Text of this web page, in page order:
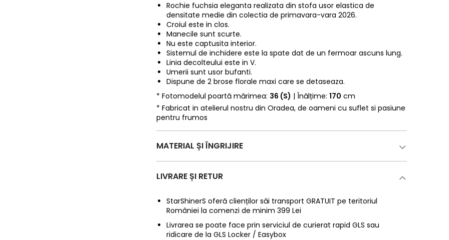
Rochie fuchsia eleganta realizata din stofa usor elastica de
densitate medie din colectia de primavara-vara 2026.
Croiul este in clos.
Manecile sunt scurte.
Nu este captusita interior.
Sistemul de inchidere este la spate dat de un fermoar ascuns lung.
Linia decolteului este in V.
Umerii sunt usor bufanti.
Dispune de 2 brose florale maxi care se detaseaza.
* Fotomodelul poartă mărimea: 36 (S) | Înălțime:170 cm
* Fabricat in atelierul nostru din Oradea, de oameni cu suflet si pasiune
pentru frumos
MATERIAL ȘI ÎNGRIJIRE
LIVRARE ȘI RETUR
StarShinerS oferă clienților săi transport GRATUIT pe teritoriul
României la comenzi de minim 399 Lei
Livrarea se poate face prin serviciul de curierat rapid GLS sau
ridicare de la GLS Locker / Easybox